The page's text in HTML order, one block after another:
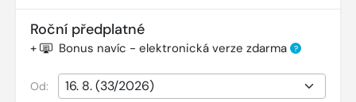
Roční předplatné
+ Bonus navíc - elektronická verze zdarma ?
Od: